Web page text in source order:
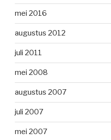
mei 2016
augustus 2012
juli 2011
mei 2008
augustus 2007
juli 2007
mei 2007